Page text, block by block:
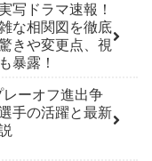
写ドラマ速報！
な相関図を徹底
きや変更点、視
暴露！
レーオフ進出争
手の活躍と最新